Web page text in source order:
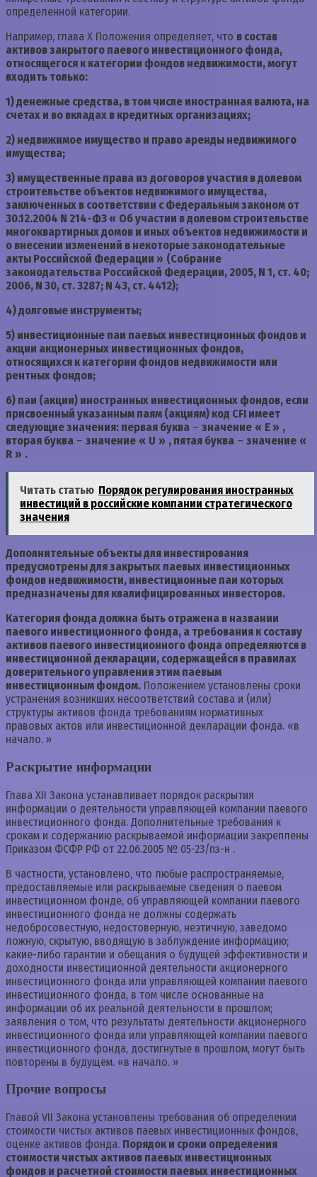
определенной категории.
Например, глава X Положения определяет, что в состав
активов закрытого паевого инвестиционного фонда,
относящегося к категории фондов недвижимости, могут
входить только:
1) денежные средства, в том числе иностранная валюта, на
счетах и во вкладах в кредитных организациях;
2) недвижимое имущество и право аренды недвижимого
имущества;
3) имущественные права из договоров участия в долевом
строительстве объектов недвижимого имущества,
заключенных в соответствии с Федеральным законом от
30.12.2004 N 214-ФЗ « Об участии в долевом строительстве
многоквартирных домов и иных объектов недвижимости и
о внесении изменений в некоторые законодательные
акты Российской Федерации » (Собрание
законодательства Российской Федерации, 2005, N 1, ст. 40;
2006, N 30, ст. 3287; N 43, ст. 4412);
4) долговые инструменты;
5) инвестиционные паи паевых инвестиционных фондов и
акции акционерных инвестиционных фондов,
относящихся к категории фондов недвижимости или
рентных фондов;
6) паи (акции) иностранных инвестиционных фондов, если
присвоенный указанным паям (акциям) код CFI имеет
следующие значения: первая буква – значение « E » ,
вторая буква – значение « U » , пятая буква – значение «
R » .
Читать статью Порядок регулирования иностранных
инвестиций в российские компании стратегического
значения
Дополнительные объекты для инвестирования
предусмотрены для закрытых паевых инвестиционных
фондов недвижимости, инвестиционные паи которых
предназначены для квалифицированных инвесторов.
Категория фонда должна быть отражена в названии
паевого инвестиционного фонда, а требования к составу
активов паевого инвестиционного фонда определяются в
инвестиционной декларации, содержащейся в правилах
доверительного управления этим паевым
инвестиционным фондом. Положением установлены сроки
устранения возникших несоответствий состава и (или)
структуры активов фонда требованиям нормативных
правовых актов или инвестиционной декларации фонда. «в
начало. »
Раскрытие информации
Глава XII Закона устанавливает порядок раскрытия
информации о деятельности управляющей компании паевого
инвестиционного фонда. Дополнительные требования к
срокам и содержанию раскрываемой информации закреплены
Приказом ФСФР РФ от 22.06.2005 № 05-23/пз-н .
В частности, установлено, что любые распространяемые,
предоставляемые или раскрываемые сведения о паевом
инвестиционном фонде, об управляющей компании паевого
инвестиционного фонда не должны содержать
недобросовестную, недостоверную, неэтичную, заведомо
ложную, скрытую, вводящую в заблуждение информацию;
какие-либо гарантии и обещания о будущей эффективности и
доходности инвестиционной деятельности акционерного
инвестиционного фонда или управляющей компании паевого
инвестиционного фонда, в том числе основанные на
информации об их реальной деятельности в прошлом;
заявления о том, что результаты деятельности акционерного
инвестиционного фонда или управляющей компании паевого
инвестиционного фонда, достигнутые в прошлом, могут быть
повторены в будущем. «в начало. »
Прочие вопросы
Главой VII Закона установлены требования об определении
стоимости чистых активов паевых инвестиционных фондов,
оценке активов фонда. Порядок и сроки определения
стоимости чистых активов паевых инвестиционных
фондов и расчетной стоимости паевых инвестиционных